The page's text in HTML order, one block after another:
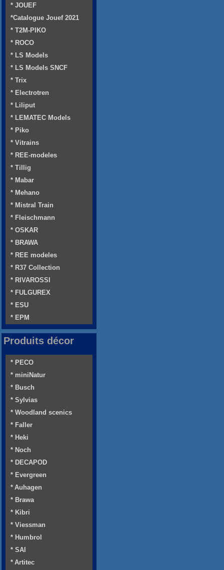
* JOUEF
*Catalogue Jouef 2021
* T2M-PIKO
* ROCO
* LS Models
* LS Models SNCF
* Trix
* Electrotren
* Liliput
* LEMATEC Models
* Piko
* Vitrains
* REE-modeles
* Tillig
* Mabar
* Mehano
* Mistral Train
* Fleischmann
* OSKAR
* BRAWA
* REE modeles
* R37 Collection
* RIVAROSSI
* FULGUREX
* ESU
* EPM
Produits décor
* PECO
* miniNatur
* Busch
* Sylvias
* Woodland scenics
* Faller
* Heki
* Noch
* DECAPOD
* Evergreen
* Auhagen
* Brawa
* Kibri
* Viessman
* Humbrol
* SAI
* Artitec